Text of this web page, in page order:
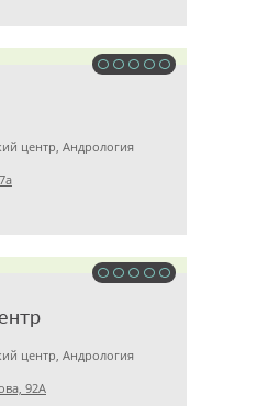
центр, Андрология
центр, Андрология
92А